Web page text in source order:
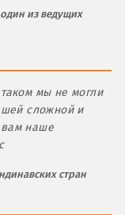
из ведущих
мы не могли
сложной и
вам наше
стран